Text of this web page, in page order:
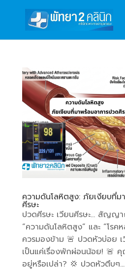
ความดันโลหิตสูง: ภัยเงียบที่ม
ศีรษะ
ปวดศีรษะ เวียนศีรษะ… สัญญ
“ความดันโลหิตสูง” และ “โรค
ควรมองข้าม 🚨 ปวดหัวบ่อย
เป็นแค่เรื่องพักผ่อนน้อย! 🚨
อยู่หรือเปล่า? 💢 ปวดหัวตึบๆ...